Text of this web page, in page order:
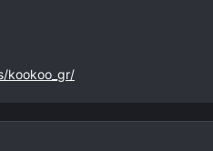
kookoo_gr/